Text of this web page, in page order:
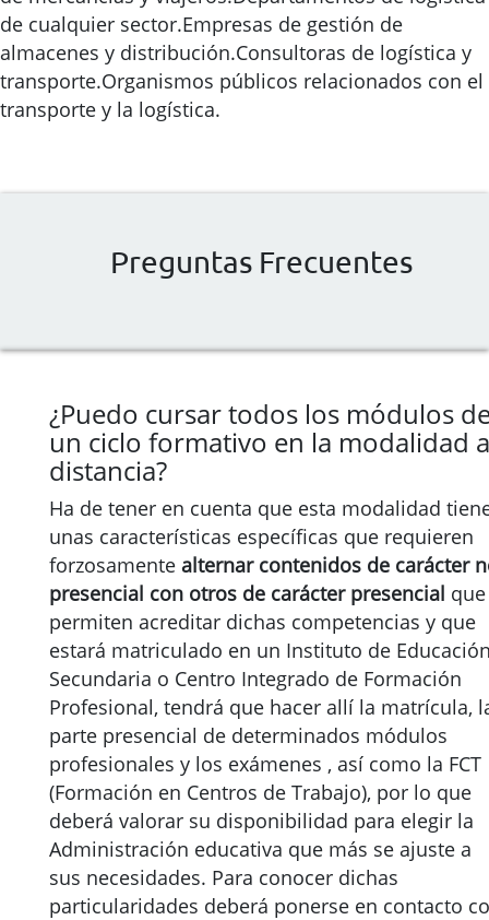
de cualquier sector.Empresas de gestión de
almacenes y distribución.Consultoras de logística y
transporte.Organismos públicos relacionados con el
transporte y la logística.
Preguntas Frecuentes
¿Puedo cursar todos los módulos
un ciclo formativo en la modalidad a
distancia?
Ha de tener en cuenta que esta modalidad
unas características específicas que requieren
forzosamente alternar contenidos de carácter
presencial con otros de carácter presencial que
permiten acreditar dichas competencias y que
estará matriculado en un Instituto de
Secundaria o Centro Integrado de Formación
Profesional, tendrá que hacer allí la matrícula,
parte presencial de determinados módulos
profesionales y los exámenes , así como la FCT
(Formación en Centros de Trabajo), por lo que
deberá valorar su disponibilidad para elegir la
Administración educativa que más se ajuste a
sus necesidades. Para conocer dichas
particularidades deberá ponerse en contacto